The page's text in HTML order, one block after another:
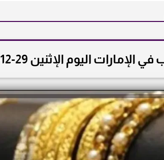
الإثنين 29-12-2025 بالدرهم والدولار الأمريكي